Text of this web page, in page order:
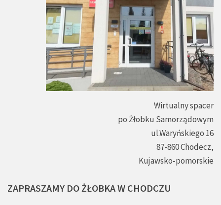
Wirtualny spacer
po Żłobku Samorządowym
ul.Waryńskiego 16
87-860 Chodecz,
Kujawsko-pomorskie
ZAPRASZAMY DOŻŁOBKAW CHODCZU